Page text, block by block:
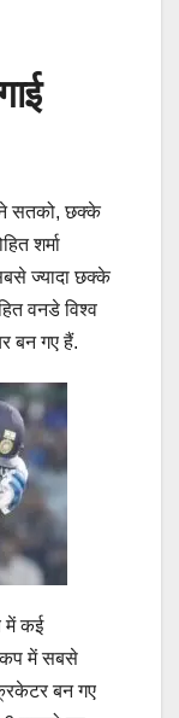
ने सतको, छक्के
शर्मा
ज्यादा छक्के
वनडे विश्व
बन गए हैं.
में कई
कप में सबसे
बन गए